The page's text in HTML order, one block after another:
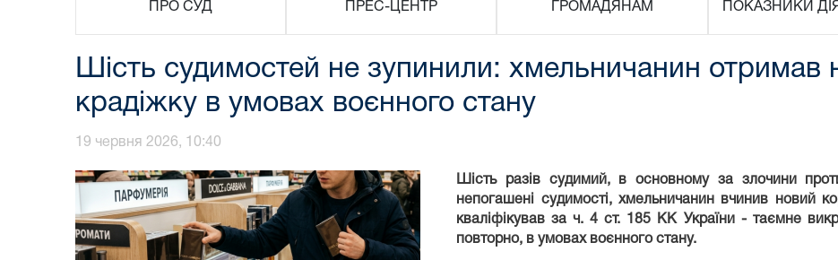
ПРО СУД ПРЕС-ЦЕНТР ГРОМАДЯНАМ ПОКАЗНИКИ
Шість судимостей не зупинили: хмельничанин отримав
крадіжку в умовах воєнного стану
19 червня 2026, 10:40
Шість разів судимий, в основному за злочини
непогашені судимості, хмельничанин вчинив новий
кваліфікував за ч. 4 ст. 185 КК України - таємне
повторно, в умовах воєнного стану.